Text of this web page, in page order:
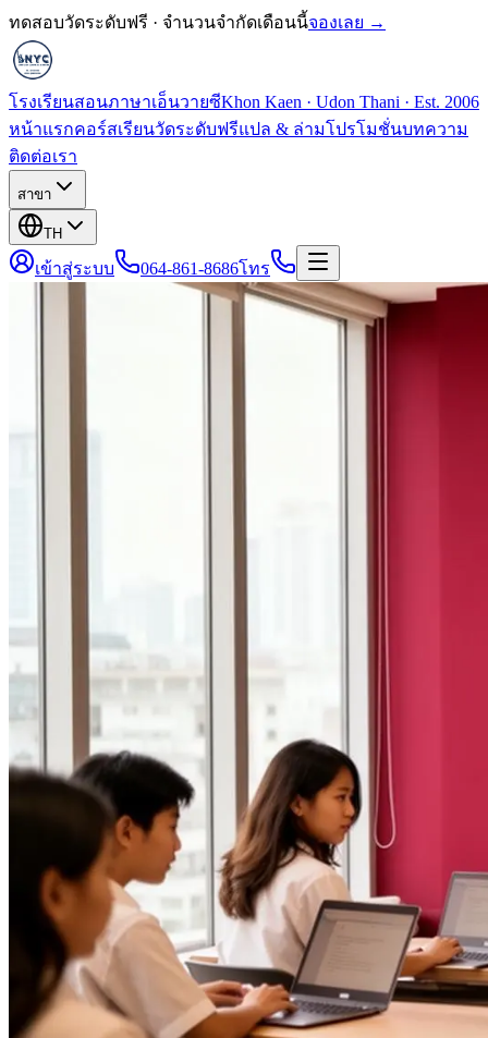
ทดสอบวัดระดับฟรี · จำนวนจำกัดเดือนนี้จองเลย →
โรงเรียนสอนภาษาเอ็นวายซีKhon Kaen · Udon Thani · Est. 2006
หน้าแรกคอร์สเรียนวัดระดับฟรีแปล & ล่ามโปรโมชั่นบทความ
ติดต่อเรา
สาขา
TH
เข้าสู่ระบบ 064-861-8686โทร